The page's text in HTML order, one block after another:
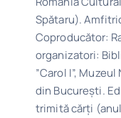
Spătaru).
Coproducător:
organizatori:
”Carol I”,
din București.
trimită cărți